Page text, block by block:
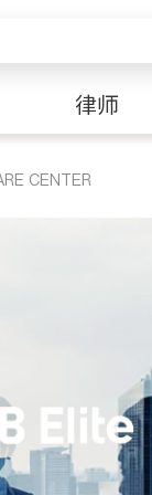
律师
CENTER